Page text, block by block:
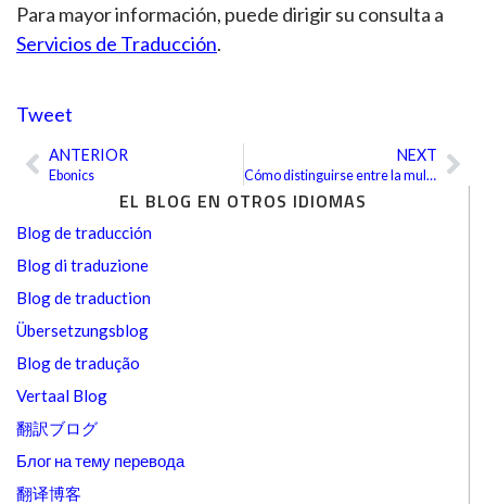
EL BLOG EN OTROS IDIOMAS
Blog de traducción
Blog di traduzione
Blog de traduction
Übersetzungsblog
Blog de tradução
Vertaal Blog
翻訳ブログ
Блог на тему перевода
翻译博客
Para mayor información, puede dirigir su consulta a
Servicios de Traducción.
Tweet
AntANTERIOR
Ebonics
NEXT
Cómo distinguirse entre la multitud